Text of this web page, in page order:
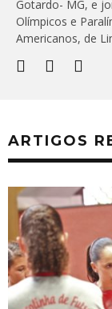
Gotardo- MG, e
Olímpicos e
Americanos, de
ARTIGOS